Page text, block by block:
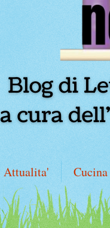
Attualita' Cucina